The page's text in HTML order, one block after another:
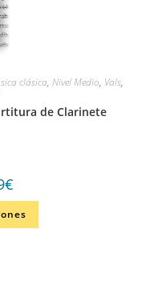
clásica, Nivel Medio, Vals,
de Clarinete
€